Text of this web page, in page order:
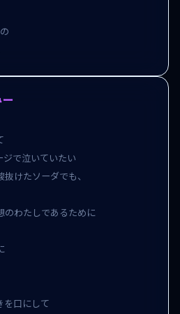
ジで泣いていたい
けたソーダでも、
のわたしであるために
を口にして